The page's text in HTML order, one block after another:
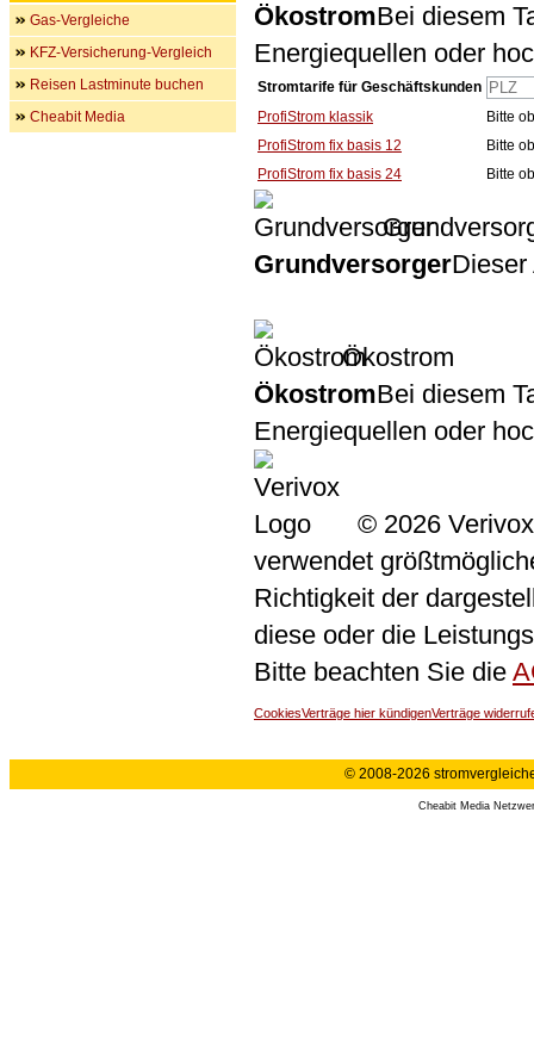
ÖkostromBei diesem
Energiequellen oder
Stromtarife für Geschäftskunden
ProfiStrom klassik
Bitte
ProfiStrom fix basis 12
Bitte
ProfiStrom fix basis 24
Bitte
GrundversorgerDieser
Ökostrom
ÖkostromBei diesem
Energiequellen oder
© 2026
verwendet
Richtigkeit der
diese oder die
Bitte beachten Sie die
CookiesVerträge hier kündigenVerträge
Gas-Vergleiche
KFZ-Versicherung-Vergleich
Reisen Lastminute buchen
Cheabit Media
© 2008-2026
Cheabit Media